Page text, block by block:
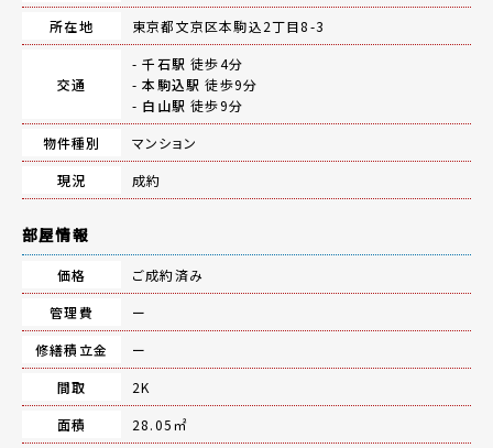
所在地
東京都文京区本駒込2丁目8-3
交通
-千石駅 徒歩4分
-本駒込駅 徒歩9分
- 白山駅 徒歩9分
物件種別
マンション
現況
成約
部屋情報
価格
ご成約済み
管理費
ー
修繕積立金
ー
間取
2K
面積
28.05㎡